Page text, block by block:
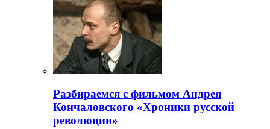
Разбираемся с фильмом Андрея
Кончаловского «Хроники русской
революции»